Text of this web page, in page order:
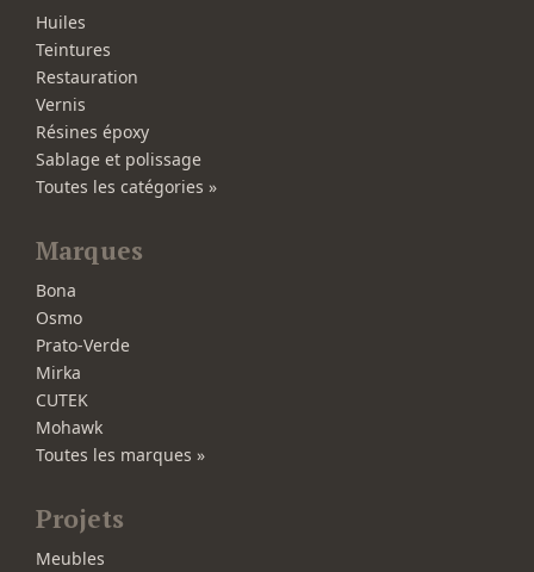
Huiles
Teintures
Restauration
Vernis
Résines époxy
Sablage et polissage
Toutes les catégories »
Marques
Bona
Osmo
Prato-Verde
Mirka
CUTEK
Mohawk
Toutes les marques »
Projets
Meubles